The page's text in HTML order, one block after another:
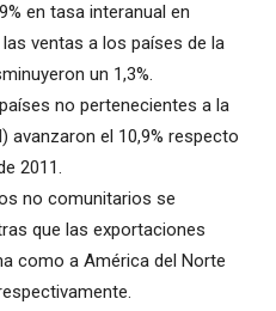
en tasa interanual en
ventas a los países de la
un 1,3%.
no pertenecientes a la
avanzaron el 10,9% respecto
2011.
no comunitarios se
que las exportaciones
como a América del Norte